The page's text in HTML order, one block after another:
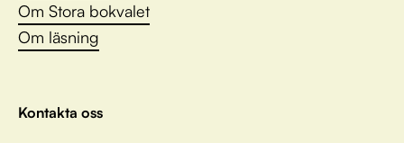
Om Stora bokvalet
Om läsning
Kontakta oss